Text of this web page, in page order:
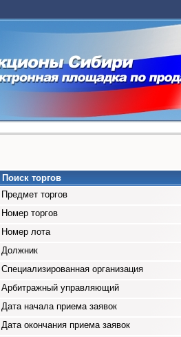
Поиск торгов
Предмет торгов
Номер торгов
Номер лота
Должник
Специализированная организация
Арбитражный управляющий
Дата начала приема заявок
Дата окончания приема заявок